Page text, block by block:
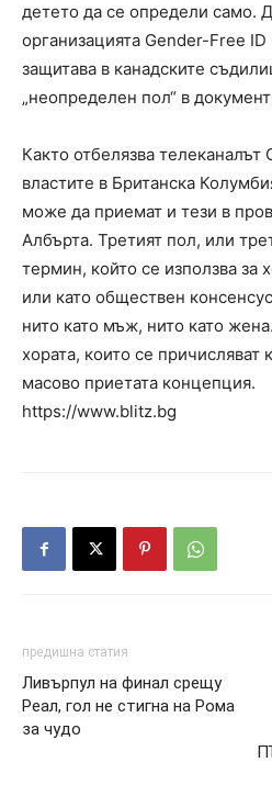
детето да се определи само.
организацията Gender-Free
защитава в канадските
„неопределен пол“ в
Както отбелязва телеканалът
властите в Британска
може да приемат и тези в
Албърта. Третият пол, или
термин, който се използва за
или като обществен
нито като мъж, нито като
хората, които се причисляват
масово приетата концепция.
https://www.blitz.bg
предишна статия
Ливърпул на финал срещу
Реал, гол не стигна на Рома
за чудо